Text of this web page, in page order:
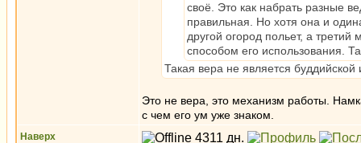
своё. Это как набрать разные
правильная. Но хотя она и
другой огород польет, а
способом его использования.
Такая вера не является
Это не вера, это механизм работы.
с чем его ум уже знаком.
Наверх